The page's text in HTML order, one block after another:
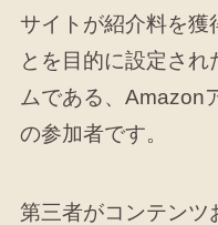
サイトが紹介料を獲
とを目的に設定され
ムである、Amazon
の参加者です。
第三者がコンテンツ